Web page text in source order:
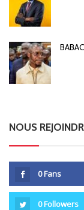
NOUS
0Fans
0Followers